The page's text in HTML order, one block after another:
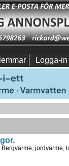
Logga-in
jordvärme,